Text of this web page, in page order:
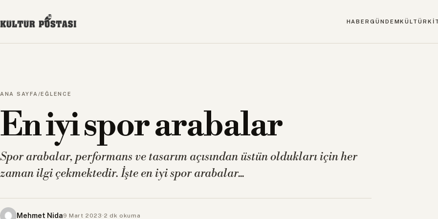
HABERGÜNDEMKÜLTÜR
ANA SAYFA /EĞLENCE
En iyi spor arabalar
Spor arabalar, performans ve tasarım açısından üstün oldukları için her
zaman ilgi çekmektedir. İşte en iyi spor arabalar...
Mehmet Nida9 Mart 2023 ·2 dk okuma